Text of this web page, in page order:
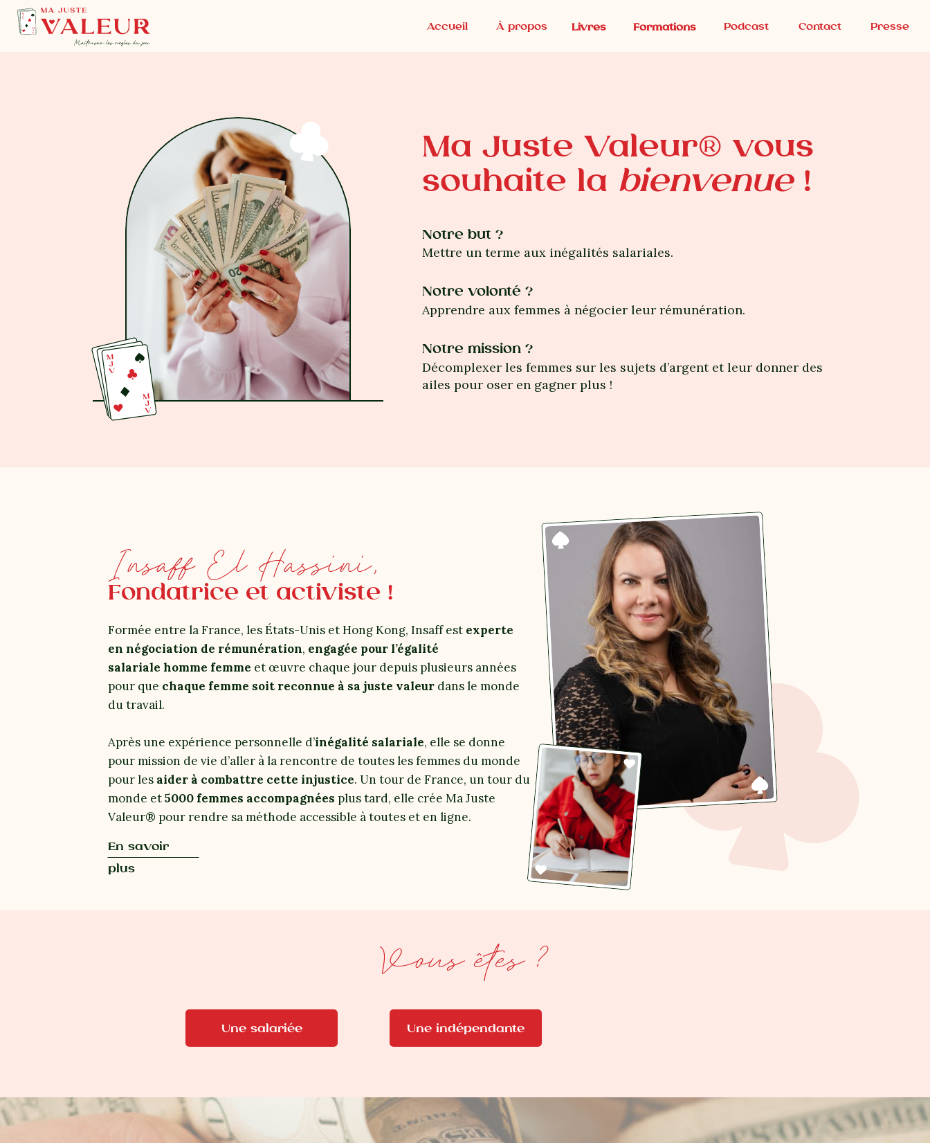
Accueil À propos Podcast Contact Presse
Livres Formations
Ma Juste Valeur® vous
souhaite la bienvenue!
Notre but ?
Mettre un terme aux inégalités salariales.
Notre volonté ?
Apprendre aux femmes à négocier leur rémunération.
Notre mission ?
Décomplexer les femmes sur les sujets d’argent et leur donner des
ailes pour oser en gagner plus !
Formée entre la France, les États-Unis et Hong Kong, Insaff est experte
en négociation de rémunération, engagée pour l’égalité
salariale homme femme et œuvre chaque jour depuis plusieurs années
pour que chaque femme soit reconnue à sa juste valeur dans le monde
du travail.
Après une expérience personnelle d’inégalité salariale, elle se donne
pour mission de vie d’aller à la rencontre de toutes les femmes du monde
pour les aider à combattre cette injustice. Un tour de France, un tour du
monde et5000 femmes accompagnées plus tard, elle crée Ma Juste
Valeur® pour rendre sa méthode accessible à toutes et en ligne.
Insaff El Hassini,
Fondatrice et activiste !
En savoir
plus
Vous êtes ?
Une salariée Une indépendante